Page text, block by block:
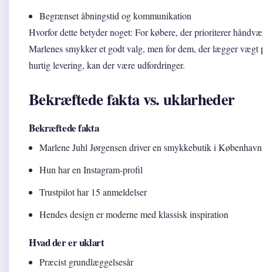
Begrænset åbningstid og kommunikation
Hvorfor dette betyder noget: For købere, der prioriterer
Marlenes smykker et godt valg, men for dem, der lægger vægt
hurtig levering, kan der være udfordringer.
Bekræftede fakta vs. uklarheder
Bekræftede fakta
Marlene Juhl Jørgensen driver en smykkebutik i København
Hun har en Instagram-profil
Trustpilot har 15 anmeldelser
Hendes design er moderne med klassisk inspiration
Hvad der er uklart
Præcist grundlæggelsesår